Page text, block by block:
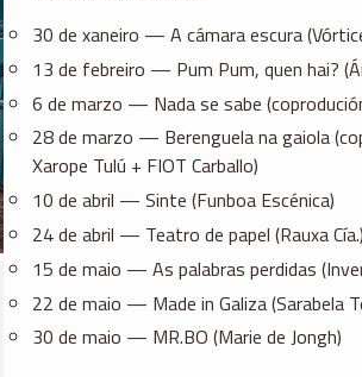
30 de xaneiro — A cámara escura
13 de febreiro — Pum Pum, quen hai?
6 de marzo — Nada se sabe
28 de marzo — Berenguela na gaiola
Xarope Tulú + FIOT Carballo)
10 de abril — Sinte (Funboa Escénica)
24 de abril — Teatro de papel (Rauxa Cía.)
15 de maio — As palabras perdidas
22 de maio — Made in Galiza (Sarabela
30 de maio — MR.BO (Marie de Jongh)